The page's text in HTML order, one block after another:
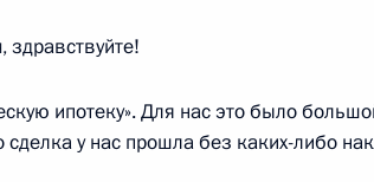
ипотеку». Для нас это было
у нас прошла без каких-либо